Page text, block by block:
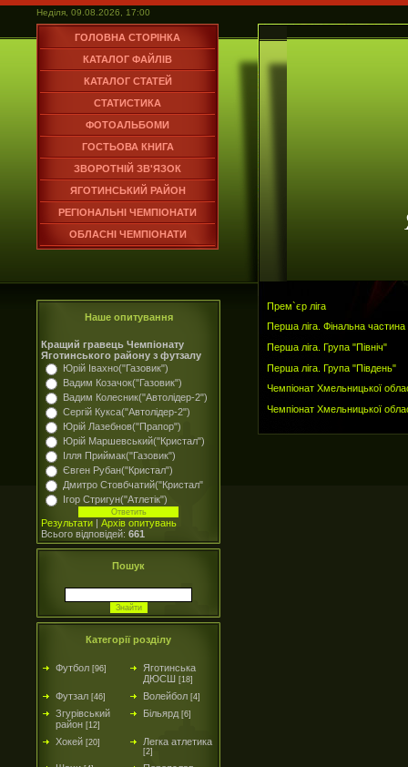
Неділя, 09.08.2026, 17:00
ГОЛОВНА СТОРІНКА
КАТАЛОГ ФАЙЛІВ
КАТАЛОГ СТАТЕЙ
СТАТИСТИКА
ФОТОАЛЬБОМИ
ГОСТЬОВА КНИГА
ЗВОРОТНІЙ ЗВ'ЯЗОК
ЯГОТИНСЬКИЙ РАЙОН
РЕГІОНАЛЬНІ ЧЕМПІОНАТИ
ОБЛАСНІ ЧЕМПІОНАТИ
Наше опитування
Кращий гравець Чемпіонату
Яготинського району з футзалу
Юрій Івахно("Газовик")
Вадим Козачок("Газовик")
Вадим Колесник("Автолідер-2")
Сергій Кукса("Автолідер-2")
Юрій Лазебнов("Прапор")
Юрій Маршевський("Кристал")
Ілля Приймак("Газовик")
Євген Рубан("Кристал")
Дмитро Стовбчатий("Кристал"
Ігор Стригун("Атлетік")
Результати | Архів опитувань
Всього відповідей: 661
Пошук
Категорії розділу
Футбол [96]
Яготинська
ДЮСШ [18]
Футзал [46] Волейбол [4]
Згурівський
район [12]
Більярд [6]
Хокей [20] Легка атлетика
[2]
Прем`єр ліга
Перша ліга. Фінальна частина
Перша ліга. Група "Північ"
Перша ліга. Група "Південь"
Чемпіонат Хмельницької
Чемпіонат Хмельницької